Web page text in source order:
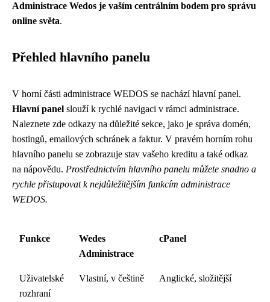
Administrace Wedos je vaším centrálním bodem pro správu
online světa.
Přehled hlavního panelu
V horní části administrace WEDOS se nachází hlavní panel.
Hlavní panel slouží k rychlé navigaci v rámci administrace.
Naleznete zde odkazy na důležité sekce, jako je správa domén,
hostingů, emailových schránek a faktur. V pravém horním rohu
hlavního panelu se zobrazuje stav vašeho kreditu a také odkaz
na nápovědu. Prostřednictvím hlavního panelu můžete snadno a
rychle přistupovat k nejdůležitějším funkcím administrace
WEDOS.
Funkce
Wedes
Administrace
cPanel
Uživatelské
rozhraní
Vlastní, v češtině Anglické, složitější